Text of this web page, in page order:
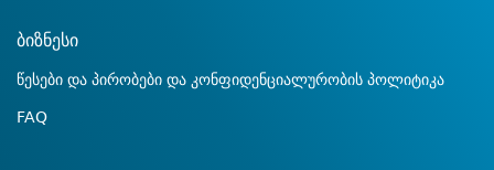
ბიზნესი
წესები და პირობები და კონფიდენციალურობის პოლიტიკა
FAQ